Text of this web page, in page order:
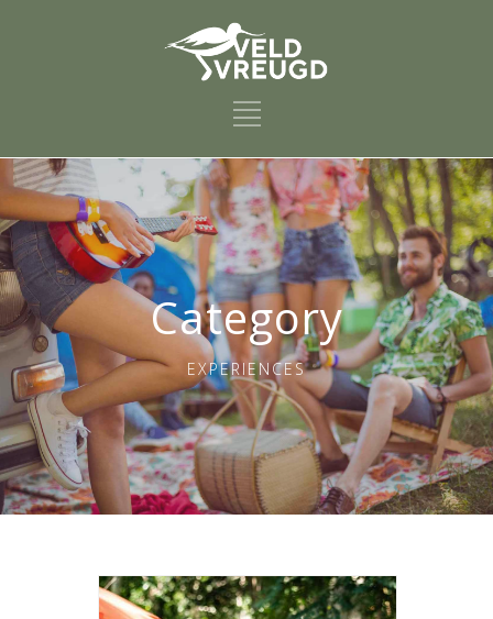
Category
EXPERIENCES